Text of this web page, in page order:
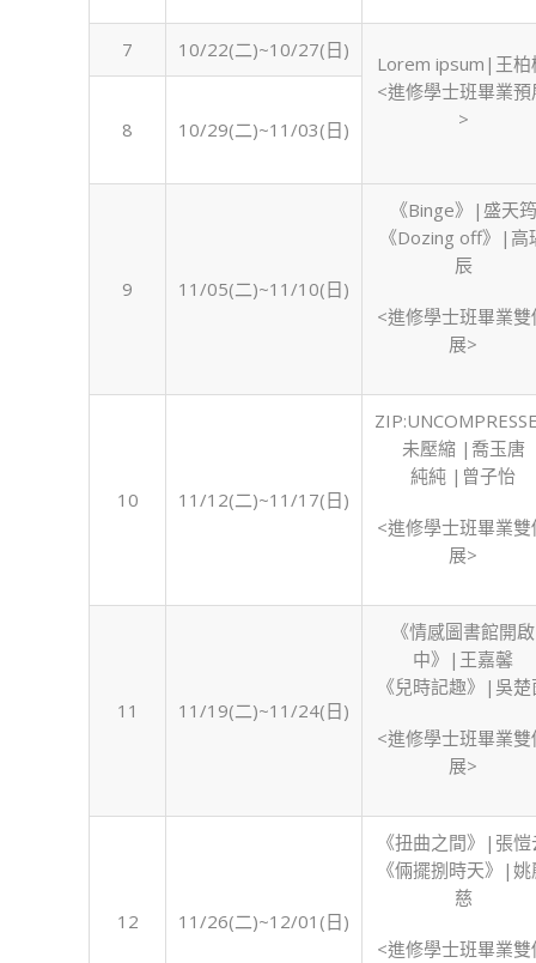
7 10/22(二)~10/27(日)
Lorem ipsum|王柏
<進修學士班畢業預
>
8 10/29(二)~11/03(日)
9 11/05(二)~11/10(日)
《Binge》|盛天筠
《Dozing off》|高
辰
<進修學士班畢業雙
展>
10 11/12(二)~11/17(日)
未壓縮 |喬玉唐
純純 |曾子怡
<進修學士班畢業雙
展>
11 11/19(二)~11/24(日)
《情感圖書館開啟
中》|王嘉馨
《兒時記趣》|吳楚
<進修學士班畢業雙
展>
12 11/26(二)~12/01(日)
《扭曲之間》|張愷
《倆擺捌時天》|姚
慈
<進修學士班畢業雙